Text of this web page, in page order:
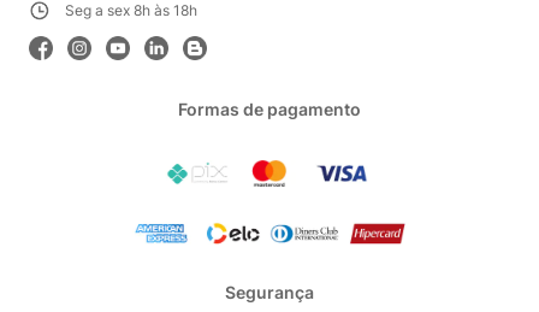
Seg a sex 8h às 18h
Formas de pagamento
Segurança